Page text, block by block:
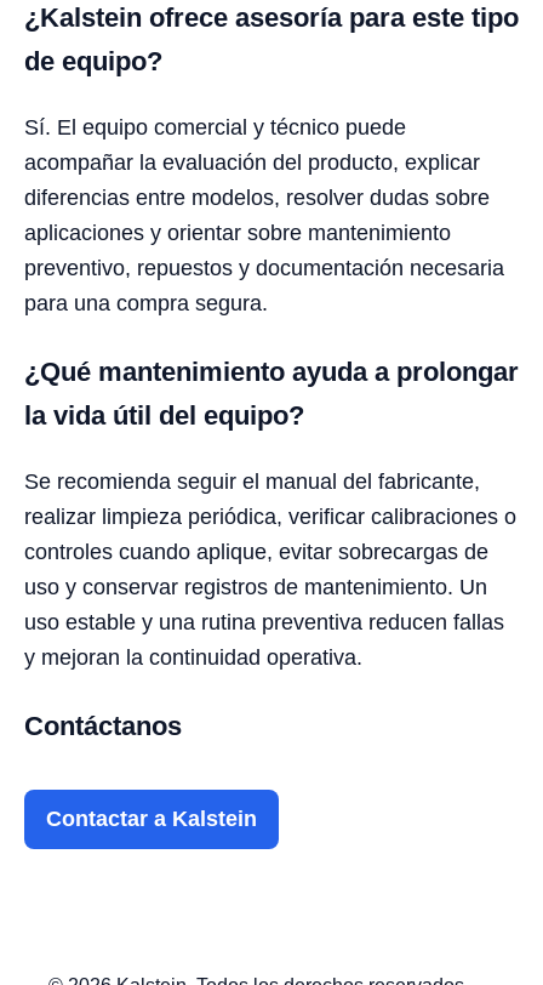
¿Kalstein ofrece asesoría para este tipo
de equipo?
Sí. El equipo comercial y técnico puede
acompañar la evaluación del producto, explicar
diferencias entre modelos, resolver dudas sobre
aplicaciones y orientar sobre mantenimiento
preventivo, repuestos y documentación necesaria
para una compra segura.
¿Qué mantenimiento ayuda a prolongar
la vida útil del equipo?
Se recomienda seguir el manual del fabricante,
realizar limpieza periódica, verificar calibraciones o
controles cuando aplique, evitar sobrecargas de
uso y conservar registros de mantenimiento. Un
uso estable y una rutina preventiva reducen fallas
y mejoran la continuidad operativa.
Contáctanos
Contactar a Kalstein